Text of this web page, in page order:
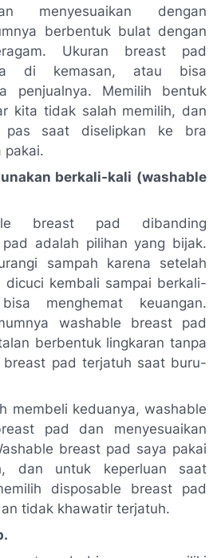
menyesuaikan dengan
berbentuk bulat dengan
Ukuran breast pad
di kemasan, atau bisa
penjualnya. Memilih bentuk
kita tidak salah memilih, dan
saat diselipkan ke bra
pakai.
berkali-kali (washable
breast pad dibanding
adalah pilihan yang bijak.
sampah karena setelah
dicuci kembali sampai berkali-
menghemat keuangan.
washable
breast pad
berbentuk lingkaran tanpa
breast pad terjatuh saat buru-
membeli keduanya, washable
pad dan menyesuaikan
breast pad saya pakai
dan untuk keperluan saat
disposable
breast pad
tidak khawatir terjatuh.